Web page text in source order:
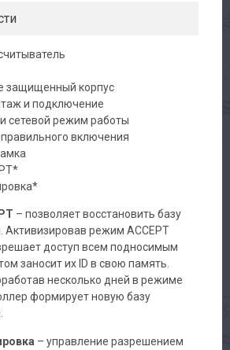
защищенный корпус
и подключение
сетевой режим работы
включения
– позволяет восстановить базу
Активизировав режим ACCEPT
доступ всем подносимым
заносит их ID в свою память.
несколько дней в режиме
формирует новую базу
– управление разрешением